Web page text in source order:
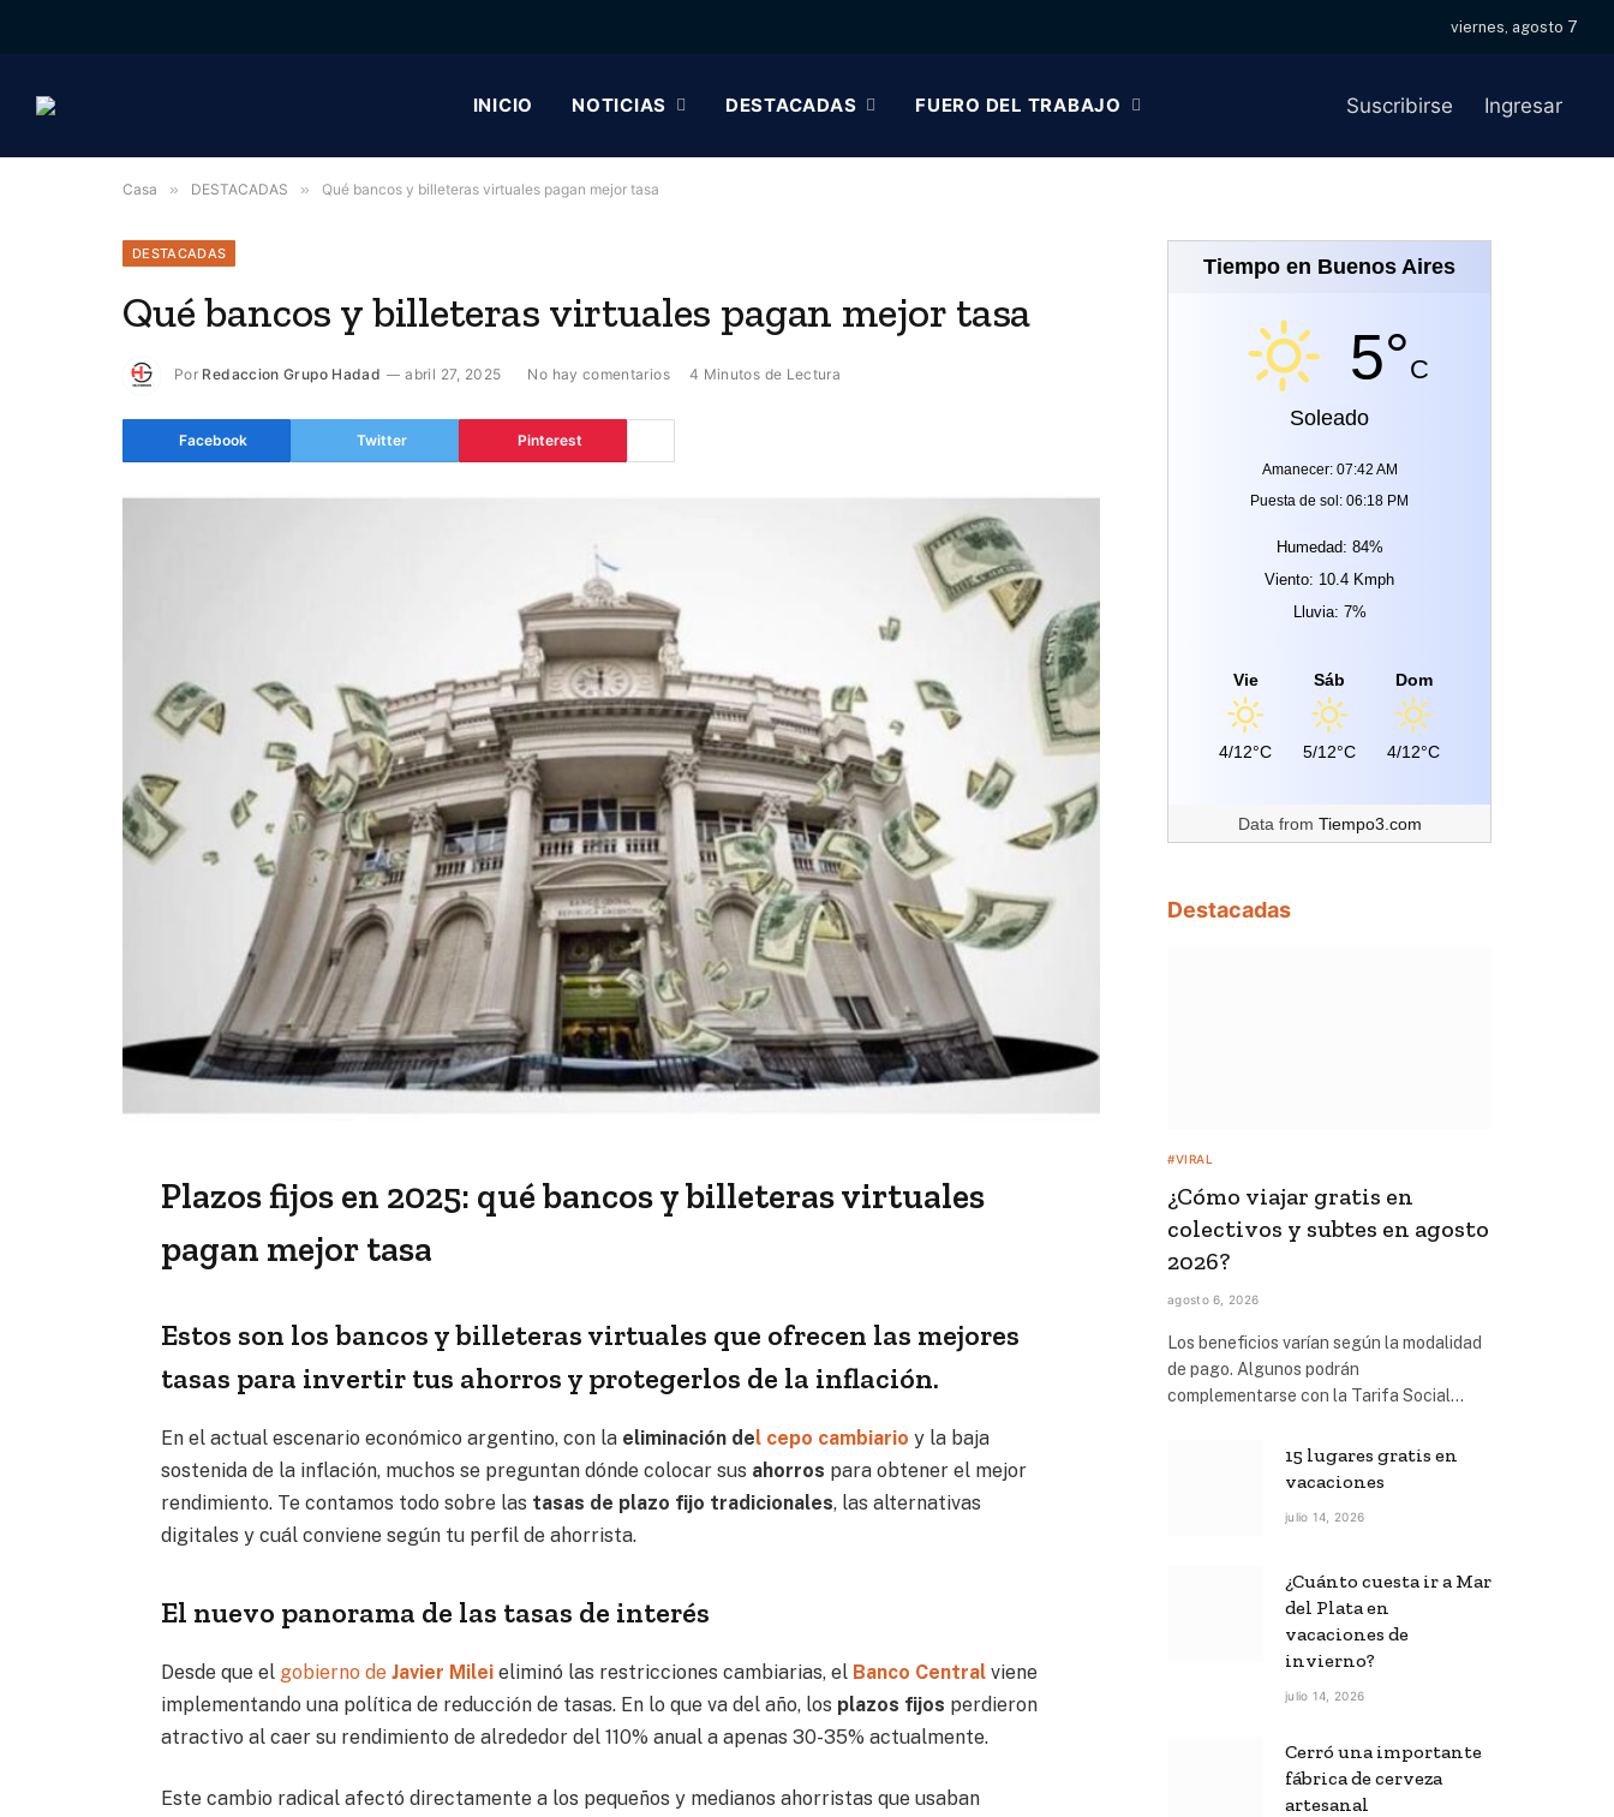
Instagram
viernes, agosto 7
INICIO NOTICIAS DESTACADAS FUERO DEL TRABAJO Suscribirse Ingresar
Casa » DESTACADAS » Qué bancos y billeteras virtuales pagan mejor tasa
DESTACADAS
Qué bancos y billeteras virtuales pagan mejor tasa
Por Redaccion Grupo Hadad abril 27, 2025 No hay comentarios 4 Minutos de Lectura
Facebook Twitter Pinterest
Plazos fijos en 2025: qué bancos y billeteras virtuales
pagan mejor tasa
Estos son los bancos y billeteras virtuales que ofrecen las mejores
tasas para invertir tus ahorros y protegerlos de la inflación.
En el actual escenario económico argentino, con la eliminación del cepo cambiario y la baja
sostenida de la inflación, muchos se preguntan dónde colocar sus ahorros para obtener el mejor
rendimiento. Te contamos todo sobre las tasas de plazo fijo tradicionales, las alternativas
digitales y cuál conviene según tu perfil de ahorrista.
El nuevo panorama de las tasas de interés
Desde que el gobierno deJavier Milei eliminó las restricciones cambiarias, el Banco Centralviene
implementando una política de reducción de tasas. En lo que va del año, los plazos fijos perdieron
atractivo al caer su rendimiento de alrededor del 110% anual a apenas 30-35% actualmente.
Este cambio radical afectó directamente a los pequeños y medianos ahorristas que usaban
Tiempo en Buenos Aires
5°C
Soleado
Amanecer: 07:42 AM
Puesta de sol: 06:18 PM
Humedad: 84%
Viento: 10.4 Kmph
Lluvia: 7%
Vie
4/12°C
Sáb
5/12°C
Dom
4/12°C
Data from Tiempo3.com
Destacadas
#VIRAL
¿Cómo viajar gratis en
colectivos y subtes en agosto
2026?
agosto 6, 2026
Los beneficios varían según la modalidad
de pago. Algunos podrán
complementarse con la Tarifa Social…
15 lugares gratis en
vacaciones
julio 14, 2026
¿Cuánto cuesta ir a Mar
del Plata en
vacaciones de
invierno?
julio 14, 2026
Cerró una importante
fábrica de cerveza
artesanal